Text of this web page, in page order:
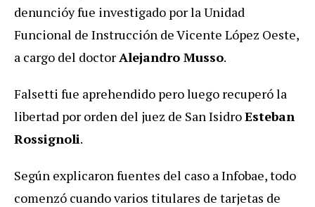
denuncióy fue investigado por la Unidad
Funcional de Instrucción de Vicente López Oeste,
a cargo del doctorAlejandro Musso.
Falsetti fue aprehendido pero luego recuperó la
libertad por orden del juez de San IsidroEsteban
Rossignoli.
Según explicaron fuentes del caso a Infobae, todo
comenzó cuando varios titulares de tarjetas de